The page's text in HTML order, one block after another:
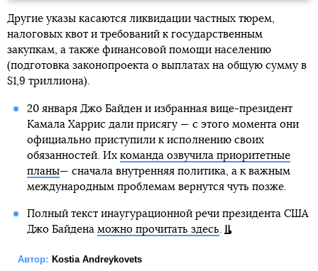
Другие указы касаются ликвидации частных тюрем,
налоговых квот и требований к государственным
закупкам, а также финансовой помощи населению
(подготовка законопроекта о выплатах на общую сумму в
$1,9 триллиона).
20 января Джо Байден и избранная вице-президент
Камала Харрис дали присягу — с этого момента они
официально приступили к исполнению своих
обязанностей. Их команда озвучила приоритетные
планы— сначала внутренняя политика, а к важным
международным проблемам вернутся чуть позже.
Полный текст инаугурационной речи президента США
Джо Байдена можно прочитать здесь.
Автор: Kostia Andreykovets